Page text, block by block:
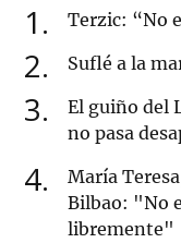
1 Terzic: “No
2 Suflé a la
3
El guiño del
no pasa
4
María
Bilbao: "No
libremente"